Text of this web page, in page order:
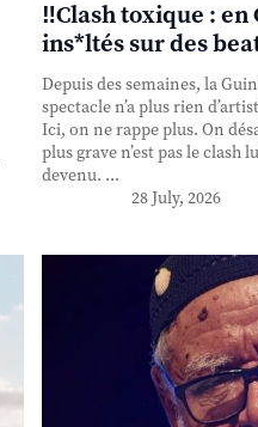
‼️Clash toxique : en
ins*ltés sur des
Depuis des semaines, la
spectacle n’a plus rien
Ici, on ne rappe plus. On
plus grave n’est pas le clash
devenu. ...
28 July, 2026